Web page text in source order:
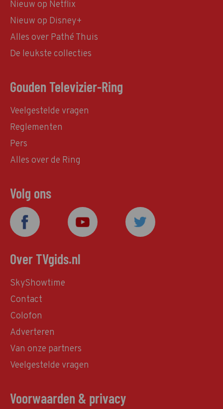
Nieuw op Netflix
Nieuw op Disney+
Alles over Pathé Thuis
De leukste collecties
Gouden Televizier-Ring
Veelgestelde vragen
Reglementen
Pers
Alles over de Ring
Volg ons
Over TVgids.nl
SkyShowtime
Contact
Colofon
Adverteren
Van onze partners
Veelgestelde vragen
Voorwaarden & privacy